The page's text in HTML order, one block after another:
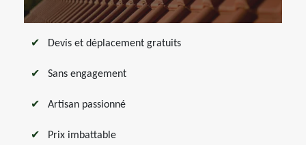
Devis et déplacement gratuits
Sans engagement
Artisan passionné
Prix imbattable